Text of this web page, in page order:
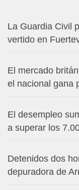
La Guardia Civil
vertido en
El mercado
el nacional gana
El desempleo
a superar los
Detenidos dos
depuradora de